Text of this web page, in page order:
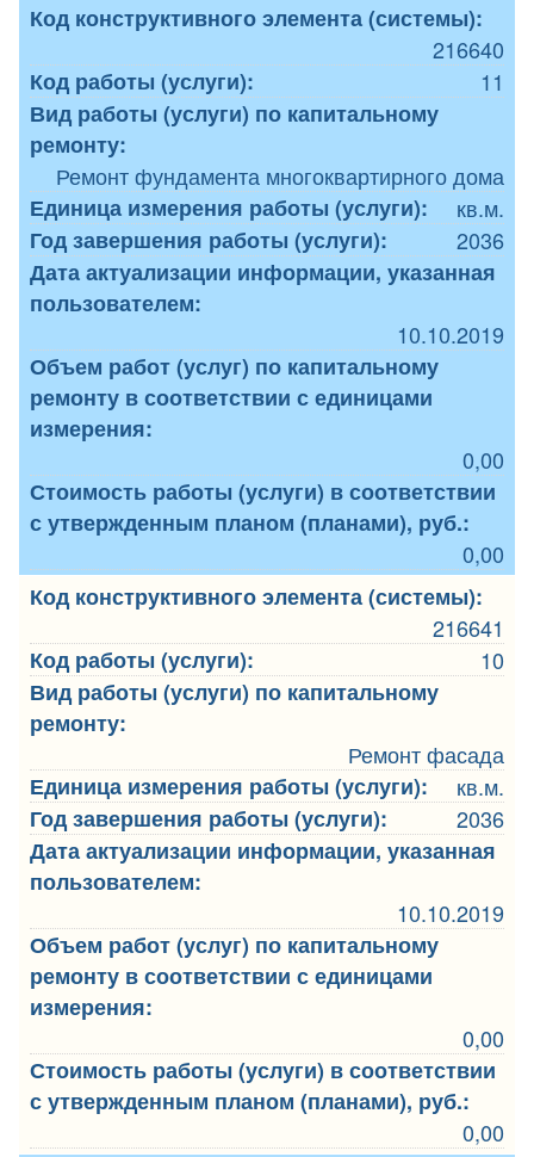
Код конструктивного элемента (системы):
216640
Код работы (услуги):
11
Вид работы (услуги) по капитальному
ремонту:
Ремонт фундамента многоквартирного дома
Единица измерения работы (услуги):
кв.м.
Год завершения работы (услуги):
2036
Дата актуализации информации, указанная
пользователем:
10.10.2019
Объем работ (услуг) по капитальному
ремонту в соответствии с единицами
измерения:
0,00
Стоимость работы (услуги) в соответствии
с утвержденным планом (планами), руб.:
0,00
Код конструктивного элемента (системы):
216641
Код работы (услуги):
10
Вид работы (услуги) по капитальному
ремонту:
Ремонт фасада
Единица измерения работы (услуги):
кв.м.
Год завершения работы (услуги):
2036
Дата актуализации информации, указанная
пользователем:
10.10.2019
Объем работ (услуг) по капитальному
ремонту в соответствии с единицами
измерения:
0,00
Стоимость работы (услуги) в соответствии
с утвержденным планом (планами), руб.:
0,00